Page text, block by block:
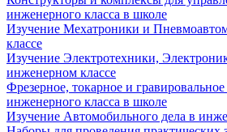
инженерного класса в школе
Изучение Мехатроники и
классе
Изучение Электротехники,
инженерном классе
Фрезерное, токарное и
инженерного класса в школе
Изучение Автомобильного дела в